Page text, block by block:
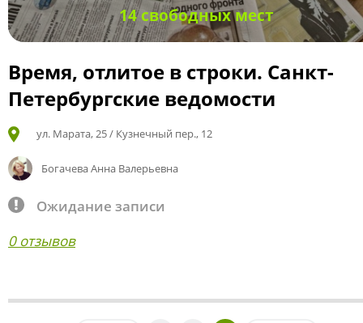
14 свободных мест
Время, отлитое в строки. Санкт-
Петербургские ведомости
ул. Марата, 25 / Кузнечный пер., 12
Богачева Анна Валерьевна
Ожидание записи
0 отзывов